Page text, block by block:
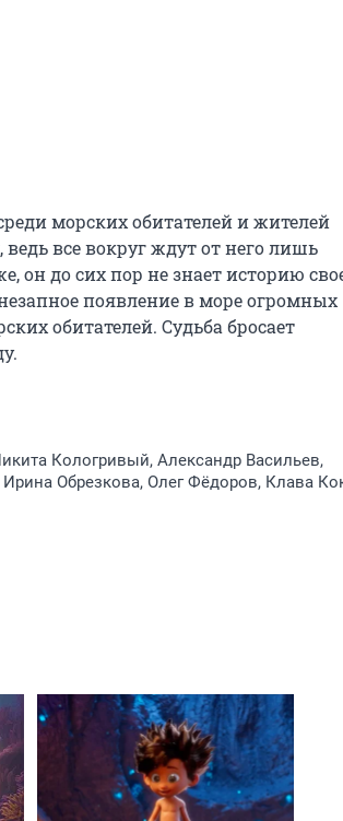
морских обитателей и жителей
все вокруг ждут от него лишь
он до сих пор не знает историю
появление в море огромных
обитателей. Судьба бросает
Кологривый, Александр Васильев,
Обрезкова, Олег Фёдоров, Клава